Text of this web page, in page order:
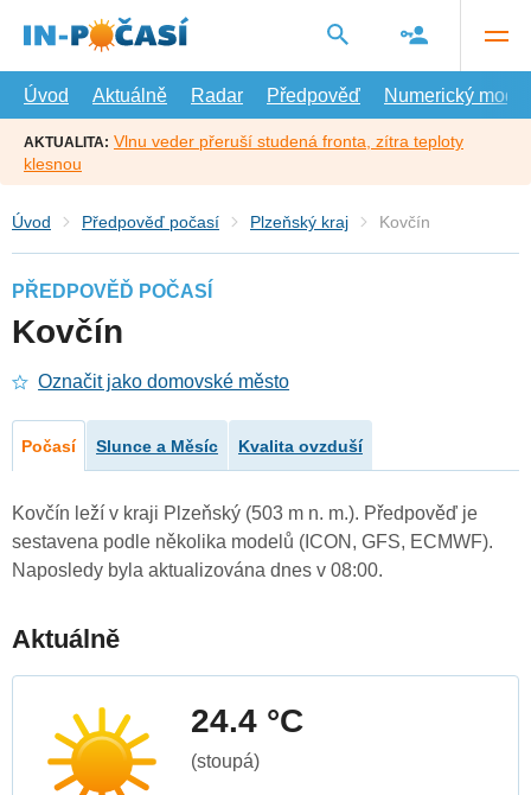
hlavní
Úvod
Aktuálně Radar Předpověď Numerický model
AKTUALITA: Vlnu veder přeruší studená fronta, zítra teploty
klesnou
Úvod Předpověď počasí Plzeňský kraj Kovčín
PŘEDPOVĚĎ POČASÍ
Kovčín
Označit jako domovské město
Počasí Slunce a Měsíc Kvalita ovzduší
Kovčín leží v kraji Plzeňský (503 m n. m.). Předpověď je
sestavena podle několika modelů (ICON, GFS, ECMWF).
Naposledy byla aktualizována dnes v 08:00.
Aktuálně
24.4 °C
(stoupá)